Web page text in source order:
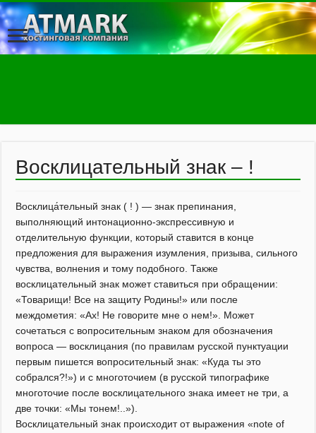
Восклицательный знак – !
Восклица́тельный знак ( ! ) — знак препинания,
выполняющий интонационно-экспрессивную и
отделительную функции, который ставится в конце
предложения для выражения изумления, призыва, сильного
чувства, волнения и тому подобного. Также
восклицательный знак может ставиться при обращении:
«Товарищи! Все на защиту Родины!» или после
междометия: «Ах! Не говорите мне о нем!». Может
сочетаться с вопросительным знаком для обозначения
вопроса — восклицания (по правилам русской пунктуации
первым пишется вопросительный знак: «Куда ты это
собрался?!») и с многоточием (в русской типографике
многоточие после восклицательного знака имеет не три, а
две точки: «Мы тонем!..»).
Восклицательный знак происходит от выражения «note of